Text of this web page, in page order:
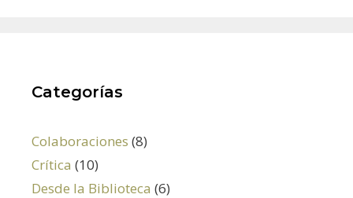
Categorías
Colaboraciones (8)
Crítica (10)
Desde la Biblioteca (6)